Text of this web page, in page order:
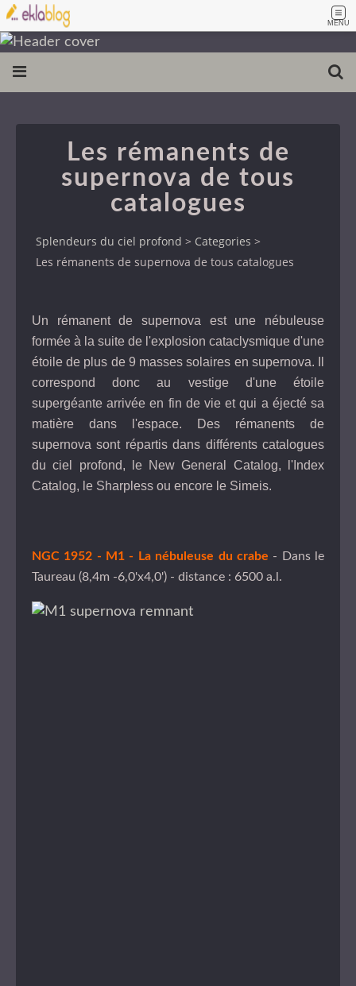
MENU
Les rémanents de
supernova de tous
catalogues
Splendeurs du ciel profond > Categories >
Les rémanents de supernova de tous catalogues
Un rémanent de supernova est une nébuleuse
formée à la suite de l'explosion cataclysmique d'une
étoile de plus de 9 masses solaires en supernova. Il
correspond donc au vestige d'une étoile
supergéante arrivée en fin de vie et qui a éjecté sa
matière dans l'espace. Des rémanents de
supernova sont répartis dans différents catalogues
du ciel profond, le New General Catalog, l'Index
Catalog, le Sharpless ou encore le Simeis.
NGC 1952 - M1 - La nébuleuse du crabe - Dans le
Taureau (8,4m -6,0'x4,0') - distance : 6500 a.l.